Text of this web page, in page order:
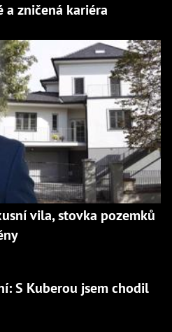
a zničená kariéra
vila, stovka pozemků
S Kuberou jsem chodil